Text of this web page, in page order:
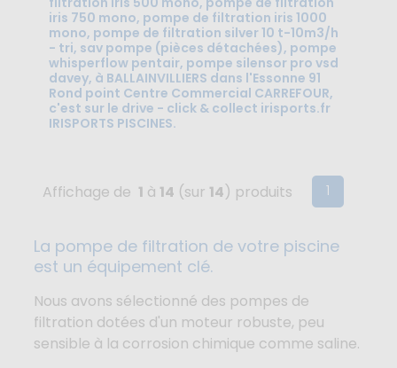
iris 750 mono, pompe de filtration iris 1000
mono, pompe de filtration silver 10 t-10m3/h
- tri, sav pompe (pièces détachées), pompe
whisperflow pentair, pompe silensor pro vsd
davey, à BALLAINVILLIERS dans l'Essonne 91
Rond point Centre Commercial CARREFOUR,
c'est sur le drive - click & collect irisports.fr
IRISPORTS PISCINES.
Affichage de 1 à 14 (sur 14) produits 1
La pompe de filtration de votre piscine
est un équipement clé.
Nous avons sélectionné des pompes de
filtration dotées d'un moteur robuste, peu
sensible à la corrosion chimique comme saline.